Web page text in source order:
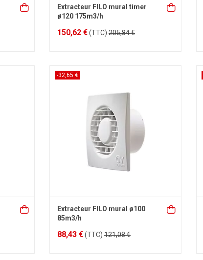
Extracteur FILO mural timer
ø120 175m3/h
150,62 €(TTC) 205,84 €
-32,65 €
Extracteur FILO mural ø100
85m3/h
88,43 €(TTC) 121,08 €